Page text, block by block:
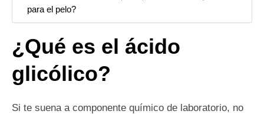
para el pelo?
¿Qué es el ácido
glicólico?
Si te suena a componente químico de laboratorio, no